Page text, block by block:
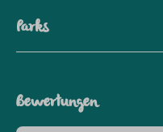
Parks
Bewertungen